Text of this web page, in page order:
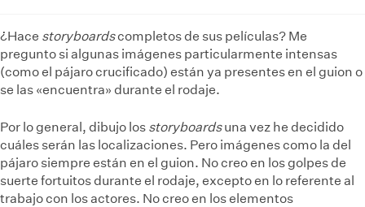
¿Hace storyboardscompletos de sus películas? Me
pregunto si algunas imágenes particularmente intensas
(como el pájaro crucificado) están ya presentes en el guion o
se las «encuentra» durante el rodaje.
Por lo general, dibujo los storyboardsuna vez he decidido
cuáles serán las localizaciones. Pero imágenes como la del
pájaro siempre están en el guion. No creo en los golpes de
suerte fortuitos durante el rodaje, excepto en lo referente al
trabajo con los actores. No creo en los elementos